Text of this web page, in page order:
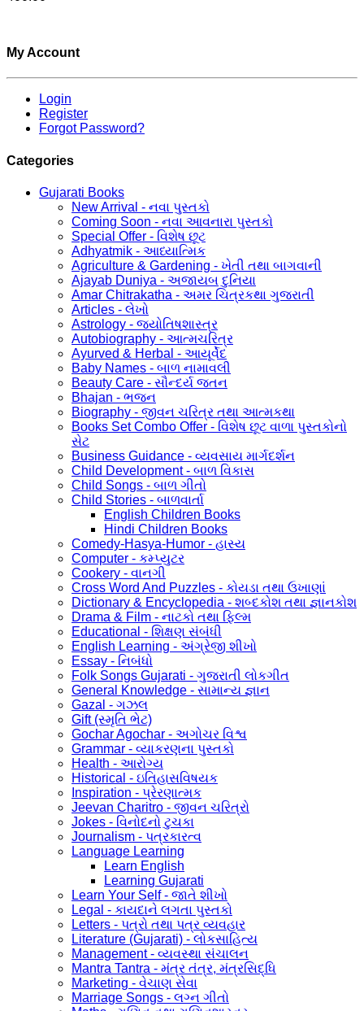
My Account
Login
Register
Forgot Password?
Categories
Gujarati Books
New Arrival - નવા પુસ્તકો
Coming Soon - નવા આવનારા પુસ્તકો
Special Offer - વિશેષ છૂટ
Adhyatmik - આધ્યાત્મિક
Agriculture & Gardening - ખેતી તથા બાગવાની
Ajayab Duniya - અજાયબ દુનિયા
Amar Chitrakatha - અમર ચિત્રકથા ગુજરાતી
Articles - લેખો
Astrology - જ્યોતિષશાસ્ત્ર
Autobiography - આત્મચરિત્ર
Ayurved & Herbal - આયૂર્વેદ
Baby Names - બાળ નામાવલી
Beauty Care - સૌન્દર્ય જતન
Bhajan - ભજન
Biography - જીવન ચરિત્ર તથા આત્મકથા
Books Set Combo Offer - વિશેષ છૂટ વાળા પુસ્તકોનો
સેટ
Business Guidance - વ્યવસાય માર્ગદર્શન
Child Development - બાળ વિકાસ
Child Songs - બાળ ગીતો
Child Stories - બાળવાર્તા
English Children Books
Hindi Children Books
Comedy-Hasya-Humor - હાસ્ય
Computer - કમ્પ્યુટર
Cookery - વાનગી
Cross Word And Puzzles - કોયડા તથા ઉખાણાં
Dictionary & Encyclopedia - શબ્દકોશ તથા જ્ઞાનકોશ
Drama & Film - નાટકો તથા ફિલ્મ
Educational - શિક્ષણ સંબંધી
English Learning - અંગ્રેજી શીખો
Essay - નિબંધો
Folk Songs Gujarati - ગુજરાતી લોકગીત
General Knowledge - સામાન્ય જ્ઞાન
Gazal - ગઝલ
Gift (સ્મૃતિ ભેટ)
Gochar Agochar - અગોચર વિશ્વ
Grammar - વ્યાકરણના પુસ્તકો
Health - આરોગ્ય
Historical - ઇતિહાસવિષયક
Inspiration - પ્રેરણાત્મક
Jeevan Charitro - જીવન ચરિત્રો
Jokes - વિનોદનો ટુચકા
Journalism - પત્રકારત્વ
Language Learning
Learn English
Learning Gujarati
Learn Your Self - જાતે શીખો
Legal - કાયદાને લગતા પુસ્તકો
Letters - પત્રો તથા પત્ર વ્યવહાર
Literature (Gujarati) - લોકસાહિત્ય
Management - વ્યવસ્થા સંચાલન
Mantra Tantra - મંત્ર તંત્ર, મંત્રસિદ્ધિ
Marketing - વેચાણ સેવા
Marriage Songs - લગ્ન ગીતો